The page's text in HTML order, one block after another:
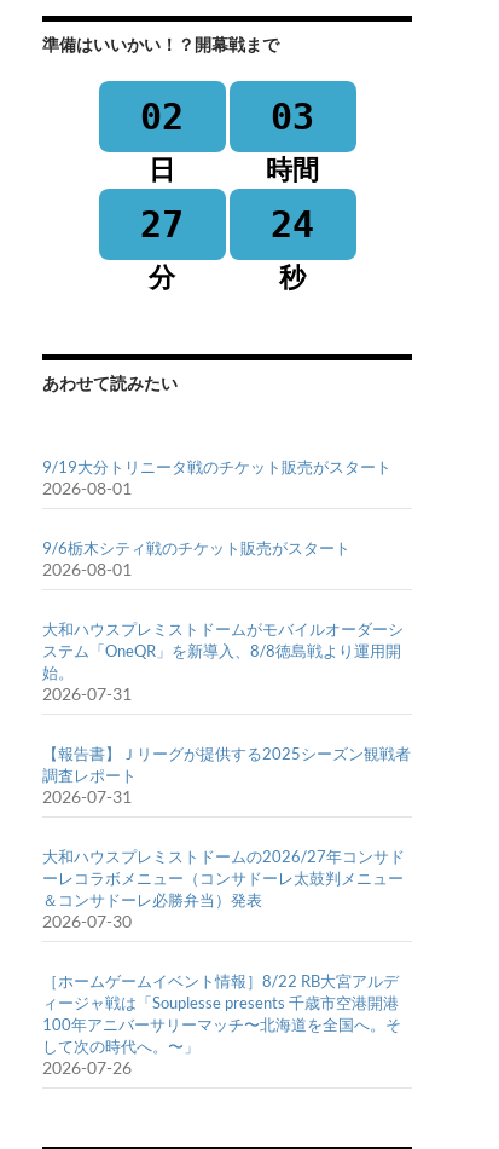
準備はいいかい！？開幕戦まで
02
日
03
時間
27
分
24
秒
あわせて読みたい
9/19大分トリニータ戦のチケット販売がスタート
2026-08-01
9/6栃木シティ戦のチケット販売がスタート
2026-08-01
大和ハウスプレミストドームがモバイルオーダーシ
ステム「OneQR」を新導入、8/8徳島戦より運用開
始。
2026-07-31
【報告書】Ｊリーグが提供する2025シーズン観戦者
調査レポート
2026-07-31
大和ハウスプレミストドームの2026/27年コンサド
ーレコラボメニュー（コンサドーレ太鼓判メニュー
＆コンサドーレ必勝弁当）発表
2026-07-30
［ホームゲームイベント情報］8/22 RB大宮アルデ
ィージャ戦は「Souplesse presents 千歳市空港開港
100年アニバーサリーマッチ〜北海道を全国へ。そ
して次の時代へ。〜」
2026-07-26